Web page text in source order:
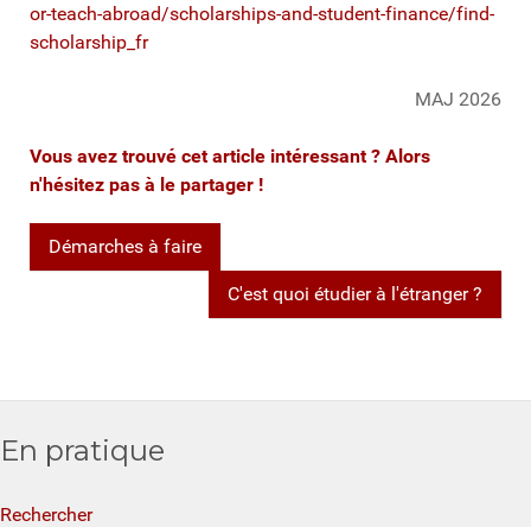
or-teach-abroad/scholarships-and-student-finance/find-
scholarship_fr
MAJ 2026
Vous avez trouvé cet article intéressant ? Alors
n'hésitez pas à le partager !
Démarches à faire
C'est quoi étudier à l'étranger ?
En pratique
Rechercher